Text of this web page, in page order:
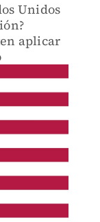
Unidos
aplicar